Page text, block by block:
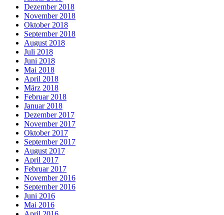
Dezember 2018
November 2018
Oktober 2018
September 2018
August 2018
Juli 2018
Juni 2018
Mai 2018
April 2018
März 2018
Februar 2018
Januar 2018
Dezember 2017
November 2017
Oktober 2017
September 2017
August 2017
April 2017
Februar 2017
November 2016
September 2016
Juni 2016
Mai 2016